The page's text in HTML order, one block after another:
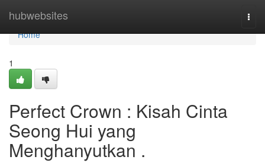
hubwebsites
Home
Home
1
Perfect Crown : Kisah Cinta
Seong Hui yang
Menghanyutkan .